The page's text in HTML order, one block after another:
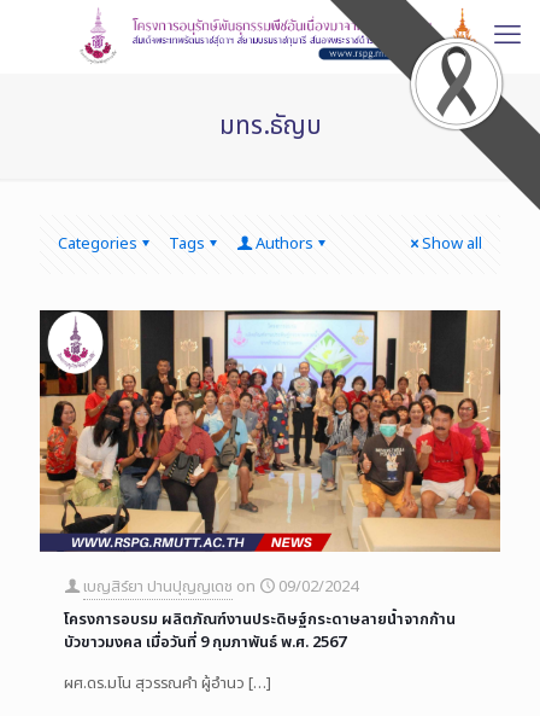
มทร.ธัญบ
Categories Tags Authors Show all
เบญสิร์ยา ปานปุญญเดช on
09/02/2024
โครงการอบรม ผลิตภัณฑ์งานประดิษฐ์กระดาษลายน้ำจากก้าน
บัวขาวมงคล เมื่อวันที่ 9 กุมภาพันธ์ พ.ศ. 2567
ผศ.ดร.มโน สุวรรณคำ ผู้อำนว […]